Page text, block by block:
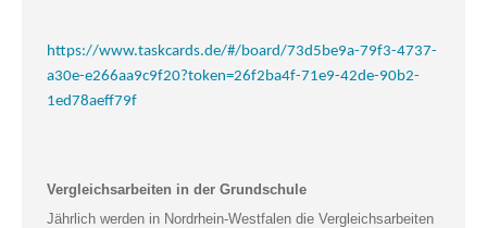
https://www.taskcards.de/#/board/73d5be9a-79f3-4737-
a30e-e266aa9c9f20?token=26f2ba4f-71e9-42de-90b2-
1ed78aeff79f
Vergleichsarbeiten in der Grundschule
Jährlich werden in Nordrhein-Westfalen die Vergleichsarbeiten